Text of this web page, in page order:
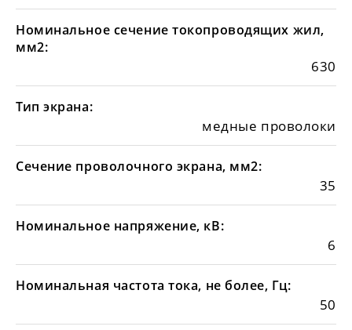
Номинальное сечение токопроводящих жил,
мм2:
630
Тип экрана:
медные проволоки
Сечение проволочного экрана, мм2:
35
Номинальное напряжение, кВ:
6
Номинальная частота тока, не более, Гц:
50